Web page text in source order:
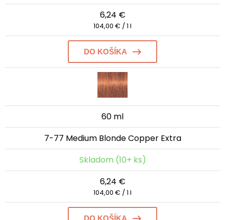
6,24 €
104,00 € / 1 l
DO KOŠÍKA
60 ml
7-77 Medium Blonde Copper Extra
Skladom (10+ ks)
6,24 €
104,00 € / 1 l